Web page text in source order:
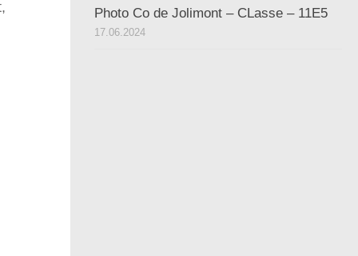
Photo Co de Jolimont – CLasse – 11E5
17.06.2024